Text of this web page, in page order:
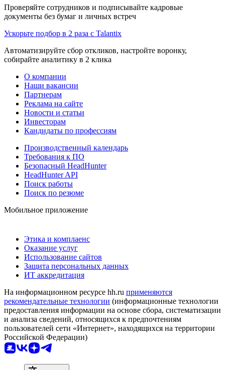
Проверяйте сотрудников и подписывайте кадровые
документы без бумаг и личных встреч
Ускорьте подбор в 2 раза с Talantix
Автоматизируйте сбор откликов, настройте воронку,
собирайте аналитику в 2 клика
О компании
Наши вакансии
Партнерам
Реклама на сайте
Новости и статьи
Инвесторам
Кандидаты по профессиям
Производственный календарь
Требования к ПО
Безопасный HeadHunter
HeadHunter API
Поиск работы
Поиск по резюме
Мобильное приложение
Этика и комплаенс
Оказание услуг
Использование сайтов
Защита персональных данных
ИТ аккредитация
На информационном ресурсе hh.ru применяются
рекомендательные технологии (информационные технологии
предоставления информации на основе сбора, систематизации
и анализа сведений, относящихся к предпочтениям
пользователей сети «Интернет», находящихся на территории
Российской Федерации)